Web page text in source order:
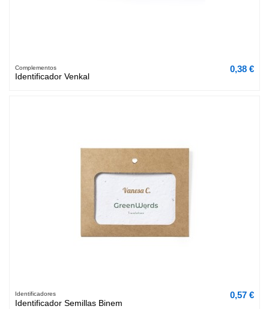
Complementos
Identificador Venkal
0,38 €
Identificadores
Identificador Semillas Binem
0,57 €